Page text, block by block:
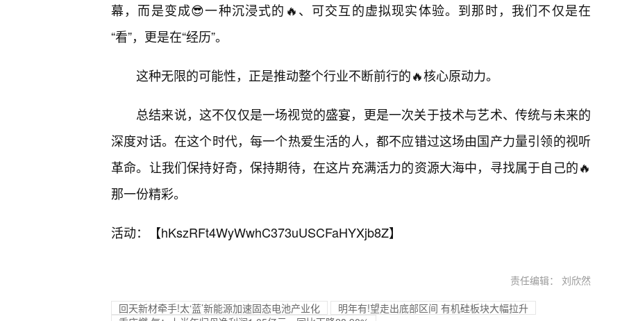
幕，而是变成😎一种沉浸式的🔥、可交互的虚拟现实体验。到那时，我们不仅是在
“看”，更是在“经历”。
这种无限的可能性，正是推动整个行业不断前行的🔥核心原动力。
总结来说，这不仅仅是一场视觉的盛宴，更是一次关于技术与艺术、传统与未来的
深度对话。在这个时代，每一个热爱生活的人，都不应错过这场由国产力量引领的视听
革命。让我们保持好奇，保持期待，在这片充满活力的资源大海中，寻找属于自己的🔥
那一份精彩。
活动：【hKszRFt4WyWwhC373uUSCFaHYXjb8Z】
责任编辑： 刘欣然
回天新材牵手!太‘蓝’新能源加速固态电池产业化
明年有!望走出底部区间 有机硅板块大幅拉升